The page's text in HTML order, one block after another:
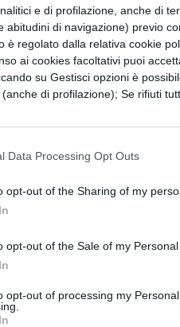
e di profilazione, anche di
abitudini di navigazione) previo
è regolato dalla relativa cookie
ai cookies facoltativi puoi
su Gestisci opzioni è
di profilazione); Se rifiuti
Data Processing Opt Outs
opt-out of the Sharing of my
opt-out of the Sale of my Personal
opt-out of processing my
e rispetto a discapito
ci
che non vedete l’ora
valuta l’altro
stesso, per la serie:
che gli altri ci
al meglio i
quando escono e cosa
ecco chi sono
per seconda prova e